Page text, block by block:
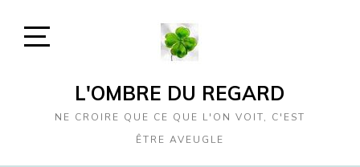
SidebarL'OMBRE DU REGARD
NE CROIRE QUE CE QUE L'ON VOIT, C'EST
ÊTRE AVEUGLE